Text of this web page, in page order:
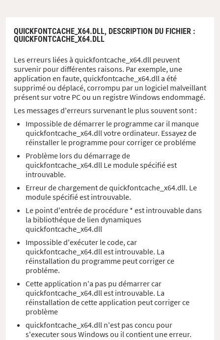
QUICKFONTCACHE_X64.DLL, DESCRIPTION DU FICHIER :
QUICKFONTCACHE_X64.DLL
Les erreurs liées à quickfontcache_x64.dll peuvent
survenir pour différentes raisons. Par exemple, une
application en faute, quickfontcache_x64.dll a été
supprimé ou déplacé, corrompu par un logiciel malveillant
présent sur votre PC ou un registre Windows endommagé.
Les messages d'erreurs survenant le plus souvent sont :
Impossible de démarrer le programme car il manque
quickfontcache_x64.dll votre ordinateur. Essayez de
réinstaller le programme pour corriger ce probléme
Problème lors du démarrage de
quickfontcache_x64.dll Le module spécifié est
introuvable.
Erreur de chargement de quickfontcache_x64.dll. Le
module spécifié est introuvable.
Le point d'entrée de procédure * est introuvable dans
la bibliothéque de lien dynamiques
quickfontcache_x64.dll
Impossible d'exécuter le code, car
quickfontcache_x64.dll est introuvable. La
réinstallation du programme peut corriger ce
probléme.
Cette application n'a pas pu démarrer car
quickfontcache_x64.dll est introuvable. La
réinstallation de cette application peut corriger ce
problème
quickfontcache_x64.dll n'est pas concu pour
s'executer sous Windows ou il contient une erreur.